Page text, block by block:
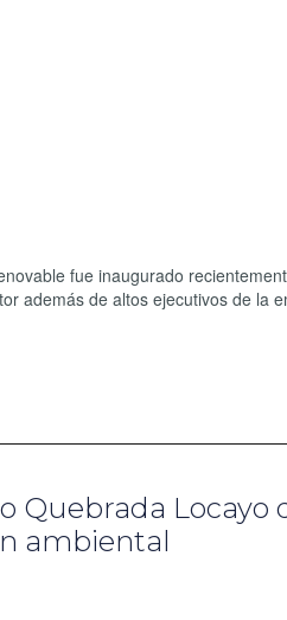
fue inaugurado
además de altos ejecutivos de la
Quebrada Locayo
ambiental